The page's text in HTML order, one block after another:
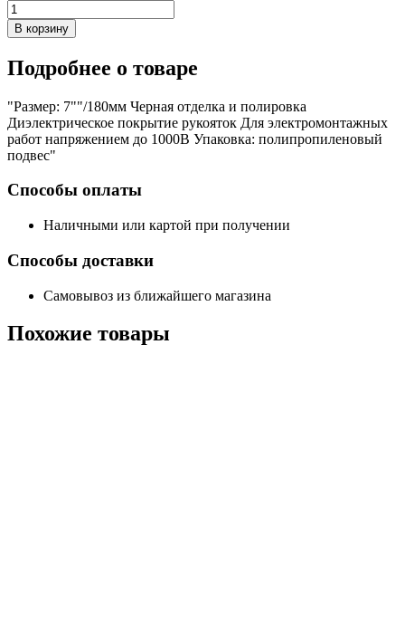
В корзину
Подробнее о товаре
"Размер: 7""/180мм Черная отделка и полировка
Диэлектрическое покрытие рукояток Для электромонтажных
работ напряжением до 1000В Упаковка: полипропиленовый
подвес"
Способы оплаты
Наличными или картой при получении
Способы доставки
Самовывоз из ближайшего магазина
Похожие товары